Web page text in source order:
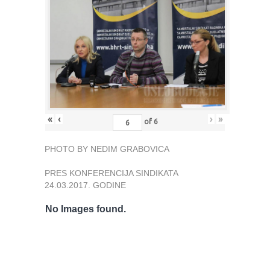
« ‹ of 6 › »
PHOTO BY NEDIM GRABOVICA
PRES KONFERENCIJA SINDIKATA
24.03.2017. GODINE
No Images found.